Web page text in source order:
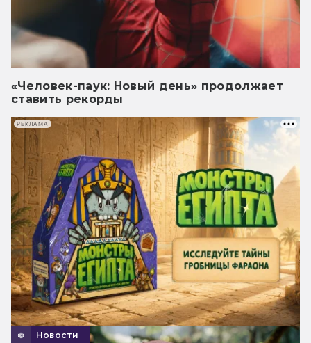
«Человек-паук: Новый день» продолжает
ставить рекорды
Новости
РЕКЛАМА